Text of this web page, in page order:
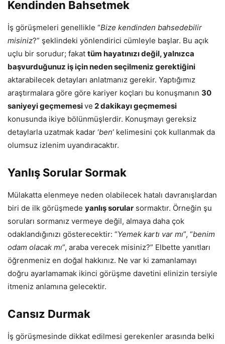
Kendinden Bahsetmek
İş görüşmeleri genellikle “Bize kendinden bahsedebilir
misiniz?” şeklindeki yönlendirici cümleyle başlar. Bu açık
uçlu bir sorudur; fakat tüm hayatınızı değil, yalnızca
başvurduğunuz iş için neden seçilmeniz gerektiğini
aktarabilecek detayları anlatmanız gerekir. Yaptığımız
araştırmalara göre göre kariyer koçları bu konuşmanın 30
saniyeyi geçmemesive 2 dakikayı geçmemesi
konusunda ikiye bölünmüşlerdir. Konuşmayı gereksiz
detaylarla uzatmak kadar ‘ben‘ kelimesini çok kullanmak da
olumsuz izlenim uyandıracaktır.
Yanlış Sorular Sormak
Mülakatta elenmeye neden olabilecek hatalı davranışlardan
biri de ilk görüşmede yanlış sorular sormaktır. Örneğin şu
soruları sormanız vermeye değil, almaya daha çok
odaklandığınızı gösterecektir: “Yemek kartı var mı”, “benim
odam olacak mı”, araba verecek misiniz?” Elbette yanıtları
öğrenmeniz en doğal hakkınız. Ne var ki zamanlamayı
doğru ayarlamamak ikinci görüşme davetini elinizin tersiyle
itmeniz anlamına gelecektir.
Cansız Durmak
İş görüşmesinde dikkat edilmesi gerekenler arasında belki